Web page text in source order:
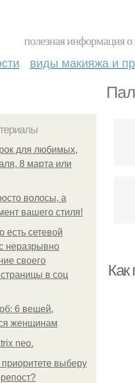
полезная информация
виды макияжа и
для любимых,
8 марта или
волосы, а
вашего стиля!
есть сетевой
неразрывно
своего
в соц
6 вещей,
женщинам
neo.
выберу